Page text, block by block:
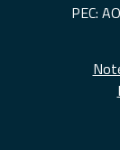
PEC: